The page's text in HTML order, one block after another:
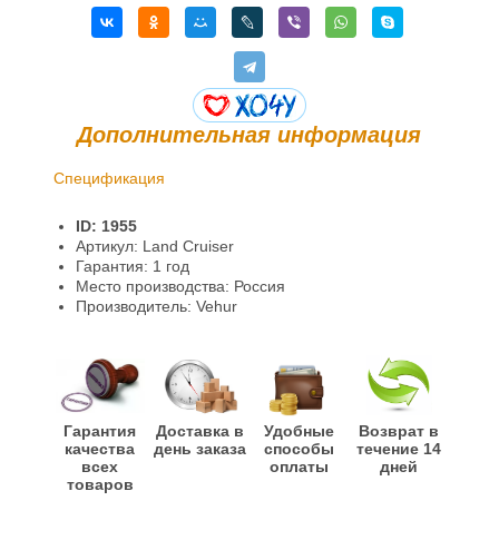
Дополнительная информация
Спецификация
Гарантии и возврат
Информация
ID: 1955
Артикул: Land Cruiser
Гарантия: 1 год
Место производства: Россия
Производитель: Vehur
Гарантия
качества
всех
товаров
Доставка в
день заказа
Удобные
способы
оплаты
Возврат в
течение 14
дней